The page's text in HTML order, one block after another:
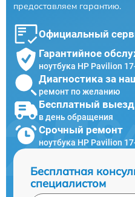
предоставляем гарантию.
Официальный
Гарантийное
ноутбука HP Pavilion
Диагностика за
ремонт по желанию
Бесплатный выезд
в день обращения
Срочный ремонт
ноутбука HP Pavilion
Бесплатная
специалистом